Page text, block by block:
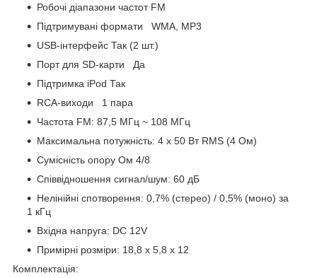
Робочі діапазони частот FM
Підтримувані формати WMA, MP3
USB-інтерфейс Так (2 шт.)
Порт для SD-карти Да
Підтримка iPod Так
RCA-виходи 1 пара
Частота FM: 87,5 МГц ~ 108 МГц
Максимальна потужність: 4 х 50 Вт RMS (4 Ом)
Сумісність опору Ом 4/8
Співвідношення сигнал/шум: 60 дБ
Нелінійні спотворення: 0,7% (стерео) / 0,5% (моно) за
1 кГц
Вхідна напруга: DC 12V
Примірні розміри: 18,8 х 5,8 х 12
Комплектація: